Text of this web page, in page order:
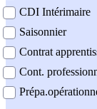
CDI Intérimaire
Saisonnier
Contrat
Cont.